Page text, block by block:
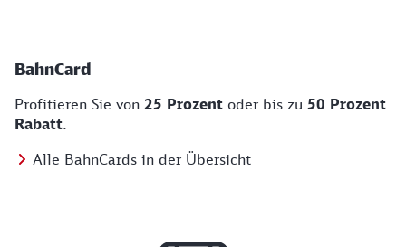
BahnCard
Profitieren Sie von 25 Prozent oder bis zu 50 Prozent
Rabatt.
Alle BahnCards in der Übersicht